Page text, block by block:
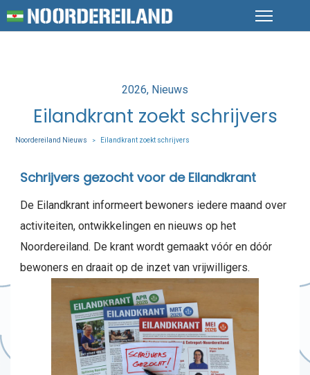
Posted
in
2026 Nieuws
Eilandkrant zoekt schrijvers
Noordereiland Nieuws > Eilandkrant zoekt schrijvers
Schrijvers gezocht voor de Eilandkrant
De Eilandkrant informeert bewoners iedere maand over
activiteiten, ontwikkelingen en nieuws op het
Noordereiland. De krant wordt gemaakt vóór en dóór
bewoners en draait op de inzet van vrijwilligers.